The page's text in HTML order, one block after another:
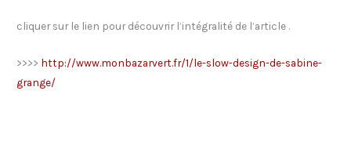
cliquer sur le lien pour découvrir l’intégralité de l’article .
>>>> http://www.monbazarvert.fr/1/le-slow-design-de-sabine-
grange/